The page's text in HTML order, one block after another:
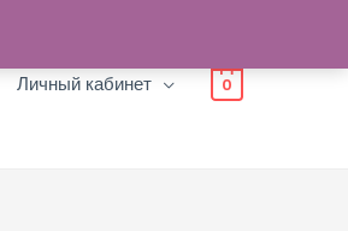
Личный кабинет 0